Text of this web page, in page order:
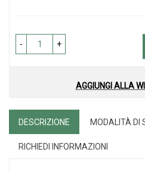
- +
AGGIUNGI ALLA
DESCRIZIONE MODALITÀ DI
RICHIEDI INFORMAZIONI